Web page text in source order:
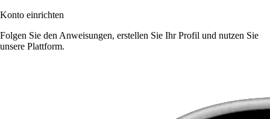
Konto einrichten
Folgen Sie den Anweisungen, erstellen Sie Ihr Profil und nutzen Sie
unsere Plattform.